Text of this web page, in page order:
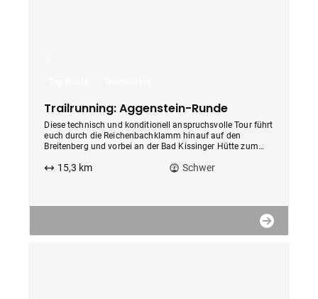
Trailrunning: Aggenstein-Runde
Diese technisch und konditionell anspruchsvolle Tour führt
euch durch die Reichenbachklamm hinauf auf den
Breitenberg und vorbei an der Bad Kissinger Hütte zum
15,3 km Schwer